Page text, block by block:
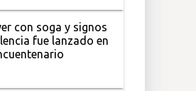
con soga y signos
fue lanzado en